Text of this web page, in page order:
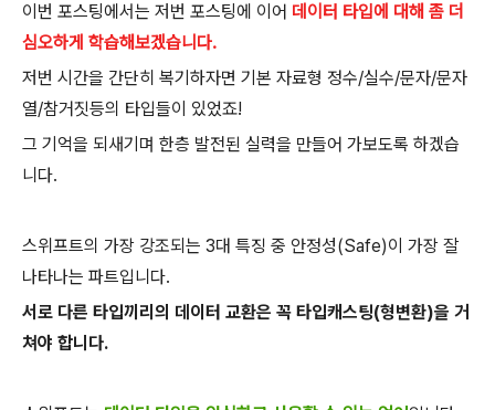
이번 포스팅에서는 저번 포스팅에 이어 데이터 타입에 대해 좀 더
심오하게 학습해보겠습니다.
저번 시간을 간단히 복기하자면 기본 자료형 정수/실수/문자/문자
열/참거짓등의 타입들이 있었죠!
그 기억을 되새기며 한층 발전된 실력을 만들어 가보도록 하겠습
니다.
스위프트의 가장 강조되는 3대 특징 중 안정성(Safe)이 가장 잘
나타나는 파트입니다.
서로 다른 타입끼리의 데이터 교환은 꼭 타입캐스팅(형변환)을 거
쳐야 합니다.